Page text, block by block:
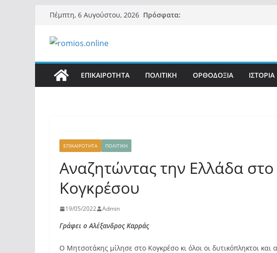
Μετάβαση
περιεχόμενο
Πέμπτη, 6 Αυγούστου, 2026 Πρόσφατα:
ΕΠΙΚΑΙΡΟΤΗΤΑ ΠΟΛΙΤΙΚΗ ΟΡΘΟΔΟΞΙΑ ΙΣΤΟΡΙΑ
ΕΠΙΚΑΙΡΟΤΗΤΑ ΠΟΛΙΤΙΚΗ
Αναζητώντας την Ελλάδα
Κογκρέσου
19/05/2022 Admin
Γράφει ο Αλέξανδρος Καρράς
Ο Μητσοτάκης μίλησε στο Κογκρέσο κι όλοι οι δυτικόπληκτοι και